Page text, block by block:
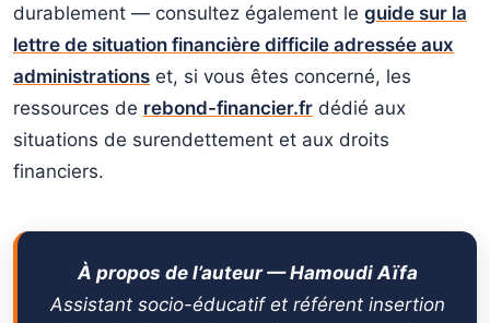
durablement — consultez également le guide sur la
lettre de situation financière difficile adressée aux
administrations et, si vous êtes concerné, les
ressources de rebond-financier.fr dédié aux
situations de surendettement et aux droits
financiers.
À propos de l’auteur — Hamoudi Aïfa
Assistant socio-éducatif et référent insertion